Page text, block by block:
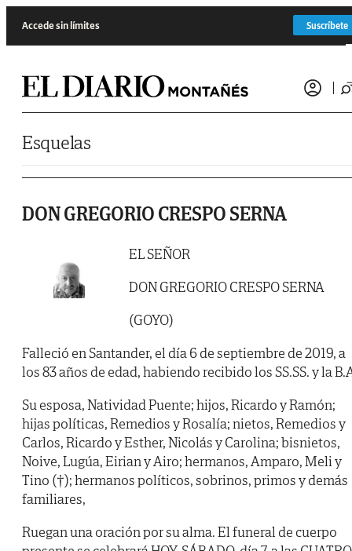
Accede sin límites Suscríbete
Esquelas
DON GREGORIO CRESPO SERNA
EL SEÑOR
DON GREGORIO CRESPO SERNA
(GOYO)
Falleció en Santander, el día 6 de septiembre de 2019, a
los 83 años de edad, habiendo recibido los SS.SS. y la
Su esposa, Natividad Puente; hijos, Ricardo y Ramón;
hijas políticas, Remedios y Rosalía; nietos, Remedios y
Carlos, Ricardo y Esther, Nicolás y Carolina; bisnietos,
Noive, Lugúa, Eirian y Airo; hermanos, Amparo, Meli y
Tino (†); hermanos políticos, sobrinos, primos y demás
familiares,
Ruegan una oración por su alma. El funeral de cuerpo